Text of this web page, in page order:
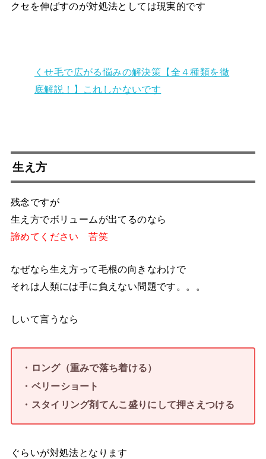
クセを伸ばすのが対処法としては現実的です
くせ毛で広がる悩みの解決策【全４種類を徹
底解説！】これしかないです
生え方
残念ですが
生え方でボリュームが出てるのなら
諦めてください 苦笑
なぜなら生え方って毛根の向きなわけで
それは人類には手に負えない問題です。。。
しいて言うなら
・ロング（重みで落ち着ける）
・ベリーショート
・スタイリング剤てんこ盛りにして押さえつける
ぐらいが対処法となります